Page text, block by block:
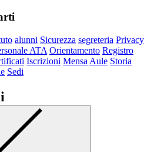
alunni Sicurezza segreteria Privacy
ATA Orientamento Registro
Iscrizioni Mensa Aule Storia
Sedi